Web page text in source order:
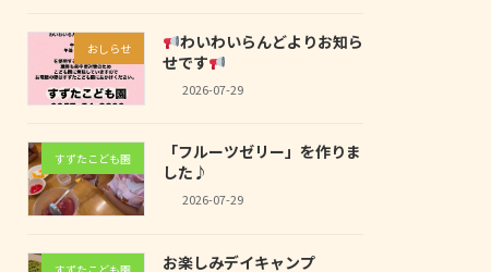
おしらせ
わいわいらんどよりお知ら
せです
2026-07-29
すずたこども園
「フルーツゼリー」を作りま
した♪
2026-07-29
お楽しみデイキャンプ